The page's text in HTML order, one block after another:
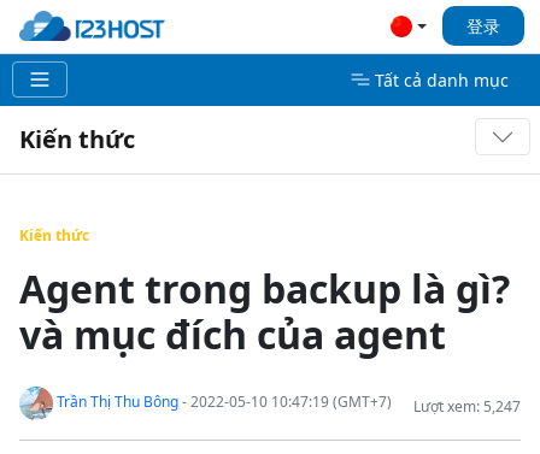
登录
Tất cả danh mục
Kiến thức
Kiến thức
Agent trong backup là gì?
và mục đích của agent
Lượt xem: 5,247
Trần Thị Thu Bông- 2022-05-10 10:47:19 (GMT+7)